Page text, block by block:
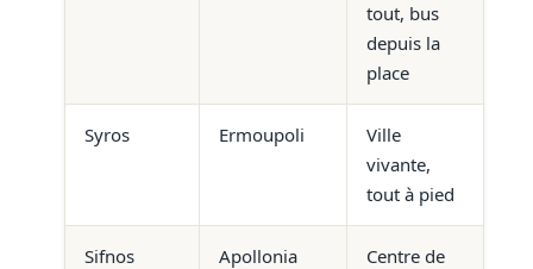
tout, bus
depuis la
place
Syros Ermoupoli
Ville
vivante,
tout à pied
Sifnos Apollonia
Centre de